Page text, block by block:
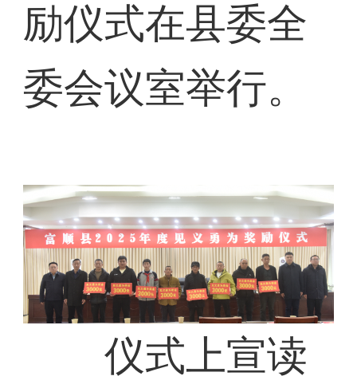
励仪式在县委全
委会议室举行。
仪式上宣读